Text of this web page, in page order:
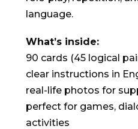
language.
What’s inside:
90 cards (45 logical
clear instructions in
real-life photos for
perfect for games,
activities